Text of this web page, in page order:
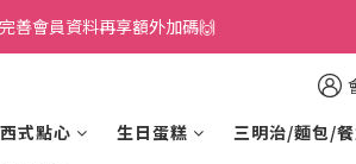
善會員資料再享額外加碼🙌
西式點心 生日蛋糕 三明治/麵包/